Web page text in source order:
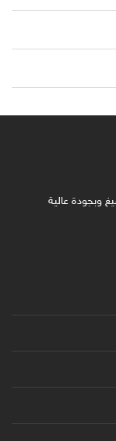
وبجودة عالية